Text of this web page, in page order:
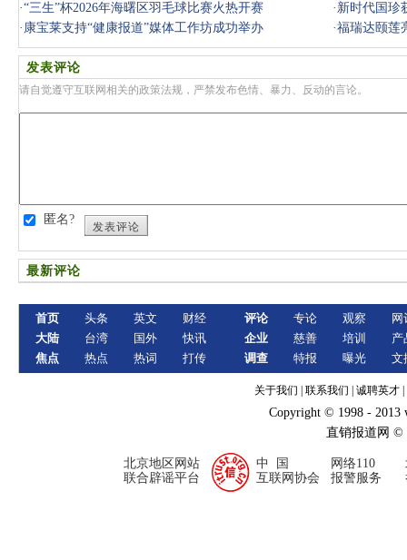
·“三生”杯2026年海曙区羽毛球比赛火热开赛 · 新时代国珍
· 康宝莱支持“健康报道”媒体工作坊成功举办 ·福瑞达颐莲
旅
发表评论
请自觉遵守互联网相关的政策法规，严禁发布色情、暴力、反动的言论。
匿名?
发表评论
最新评论
首页
大陆
焦点
头条
台湾
热点
英文
国外
热词
财经
快讯
打传
评论
企业
调查
专论
慈善
特报
观察
培训
曝光
网
产
文
关于我们 联系我们 诚聘英才
Copyright © 1998 - 2013
直销报道网
北京地区网站
联合辟谣平台
中 国
互联网协会
网络110
报警服务